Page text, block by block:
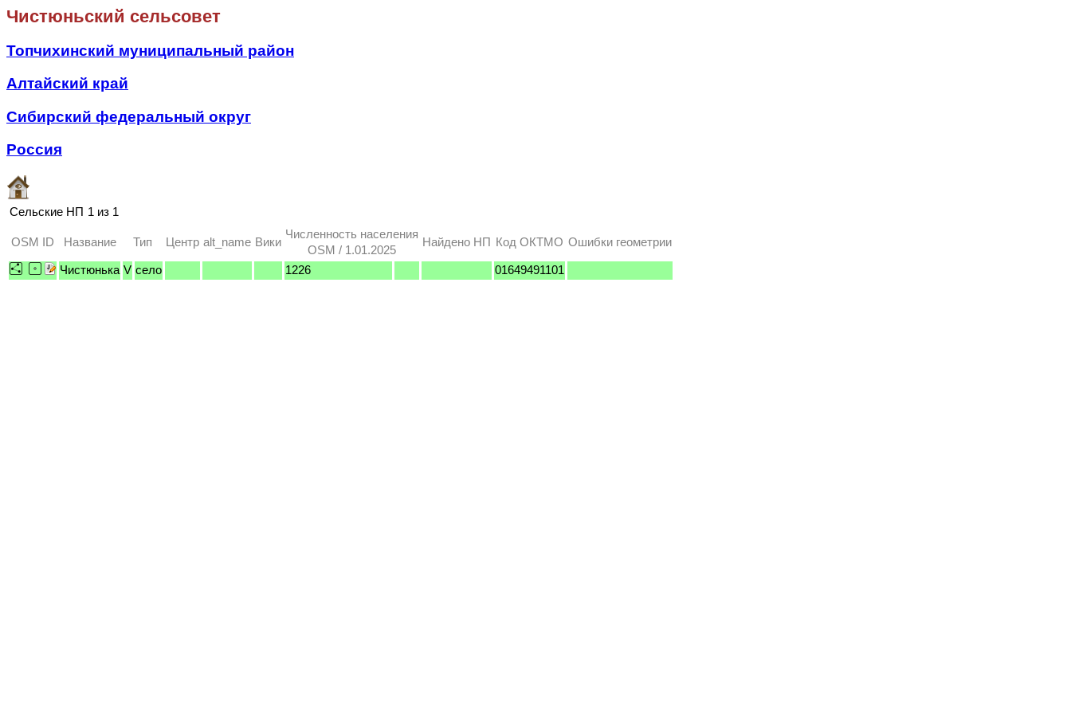
Чистюньский сельсовет
Топчихинский муниципальный район
Алтайский край
Сибирский федеральный округ
Россия
Сельские НП 1 из 1
OSM ID Название Тип Центр alt_name Вики
Численность населения
OSM / 1.01.2025
Найдено НП Код ОКТМО Ошибки геометрии
Чистюнька V село 1226 01649491101